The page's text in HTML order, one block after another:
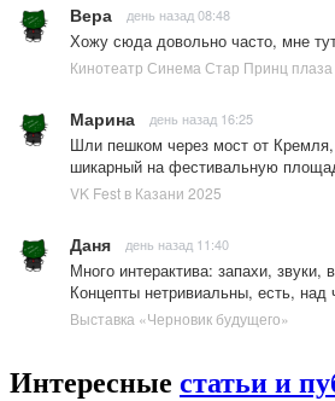
Вера день назад 08:48
Хожу сюда довольно часто, мне
Кинотеатр Синема Стар Принц плаза
Марина день назад 16:25
Шли пешком через мост от
шикарный на фестивальную
VK Fest в Казани 2025
Даня день назад 11:40
Много интерактива: запахи, звуки,
Концепты нетривиальны, есть, над
Выставка «Черновик будущего»
Интересные статьи и